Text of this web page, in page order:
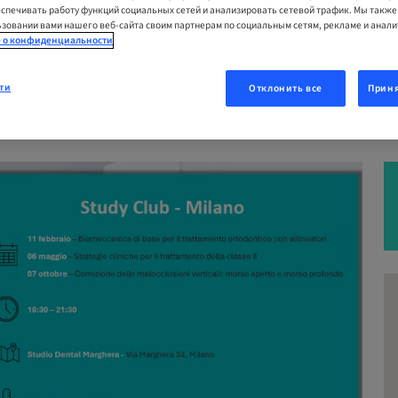
Milano, Италия
СЕЙЧАС
работу функций социальных сетей и анализировать сетевой трафик. Мы
вами нашего веб-сайта своим партнерам по социальным сетям, рекламе и
конфиденциальности
Отклонить все